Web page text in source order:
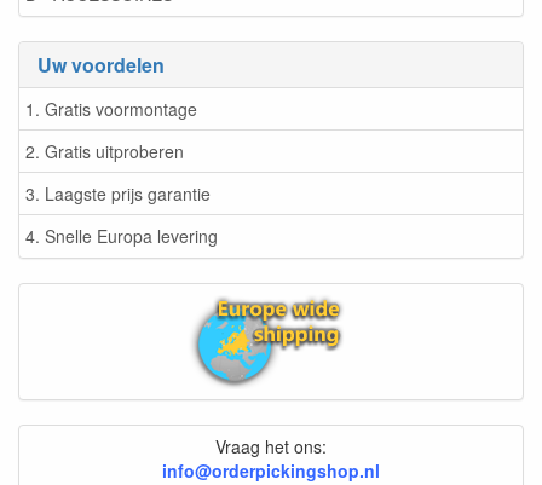
Uw voordelen
1. Gratis voormontage
2. Gratis uitproberen
3. Laagste prijs garantie
4. Snelle Europa levering
Vraag het ons:
info@orderpickingshop.nl